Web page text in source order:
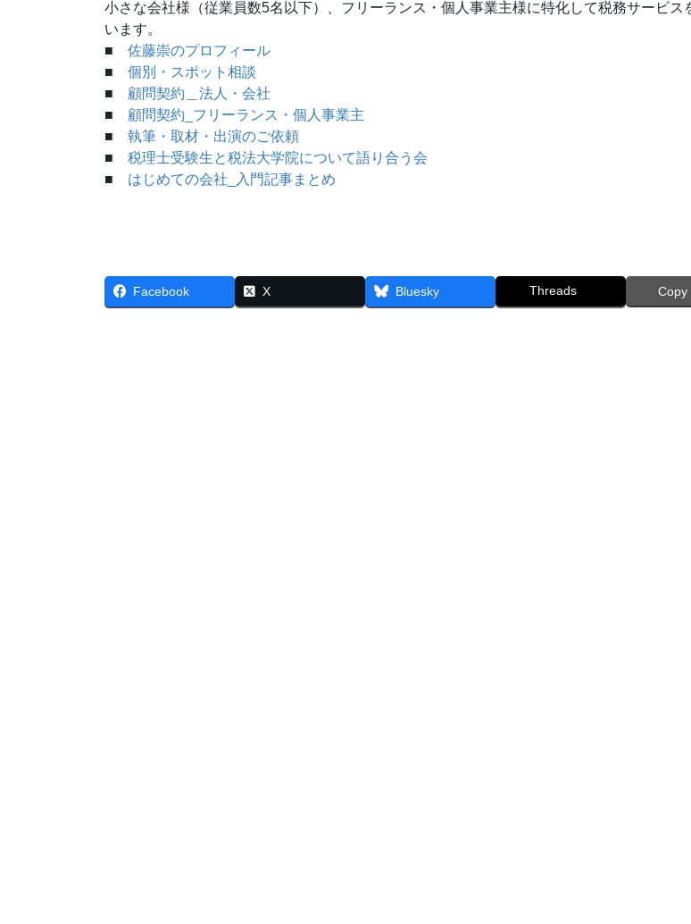
小さな会社様（従業員数5名以下）、フリーランス・個人事業主様に特化して税務サービス
います。
■ 佐藤崇のプロフィール
■ 個別・スポット相談
■ 顧問契約＿法人・会社
■ 顧問契約_フリーランス・個人事業主
■ 執筆・取材・出演のご依頼
■ 税理士受験生と税法大学院について語り合う会
■ はじめての会社_入門記事まとめ
Facebook X Bluesky Threads Copy